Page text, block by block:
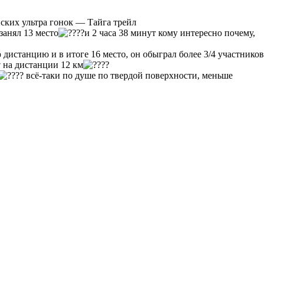
ультра гонок — Тайга трейл
13 место
и 2 часа 38 минут кому интересно почему,
и в итоге 16 место, он обыграл более 3/4 участников
на дистанции 12 км
всё-таки по душе по твердой поверхности, меньше